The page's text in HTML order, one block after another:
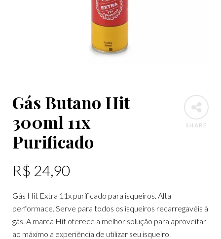
SHARE
Gás Butano Hit
300ml 11x
Purificado
R$ 24,90
Gás Hit Extra 11x purificado para isqueiros. Alta
performace. Serve para todos os isqueiros recarregavéis à
gás. A marca Hit oferece a melhor solução para aproveitar
ao máximo a experiência de utilizar seu isqueiro.